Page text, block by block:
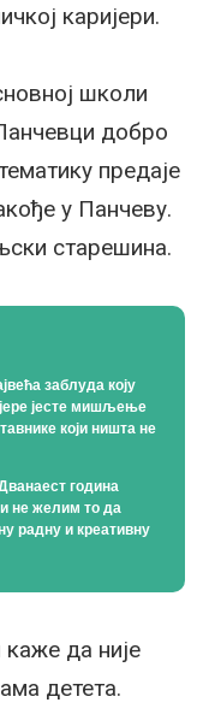
каријери.
школи
добро
предаје
у Панчеву.
старешина.
заблуда коју
јесте мишљење
који ништа не
година
не желим то да
радну и креативну
да није
детета.